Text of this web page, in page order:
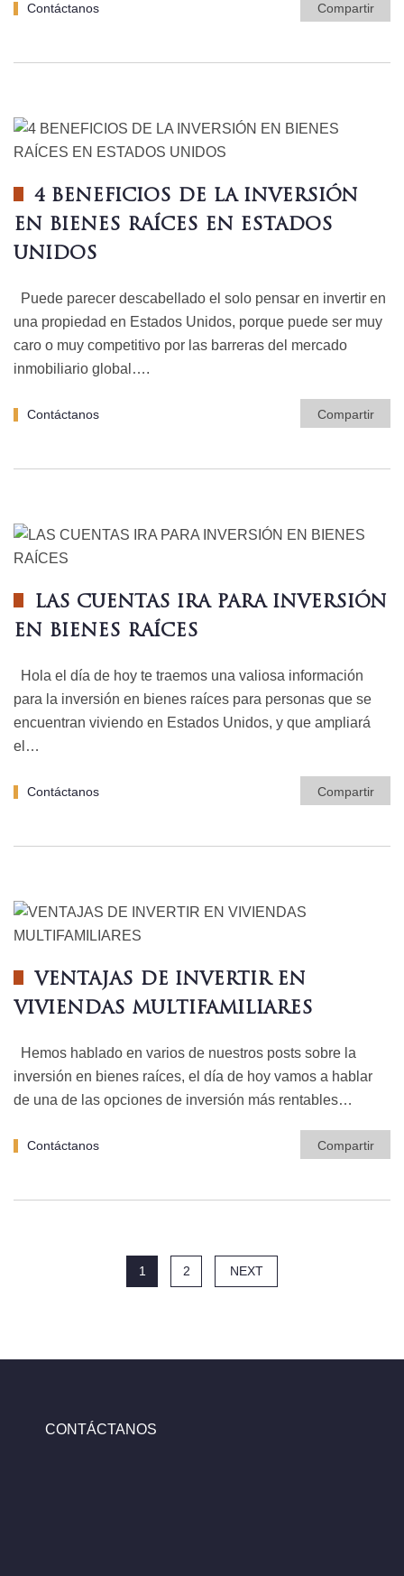
Contáctanos Compartir
4 BENEFICIOS DE LA INVERSIÓN
EN BIENES RAÍCES EN ESTADOS
UNIDOS
Puede parecer descabellado el solo pensar en invertir en
una propiedad en Estados Unidos, porque puede ser muy
caro o muy competitivo por las barreras del mercado
inmobiliario global….
Contáctanos Compartir
LAS CUENTAS IRA PARA INVERSIÓN
EN BIENES RAÍCES
Hola el día de hoy te traemos una valiosa información
para la inversión en bienes raíces para personas que se
encuentran viviendo en Estados Unidos, y que ampliará
el…
Contáctanos Compartir
VENTAJAS DE INVERTIR EN
VIVIENDAS MULTIFAMILIARES
Hemos hablado en varios de nuestros posts sobre la
inversión en bienes raíces, el día de hoy vamos a hablar
de una de las opciones de inversión más rentables…
Contáctanos Compartir
1 2 NEXT
CONTÁCTANOS